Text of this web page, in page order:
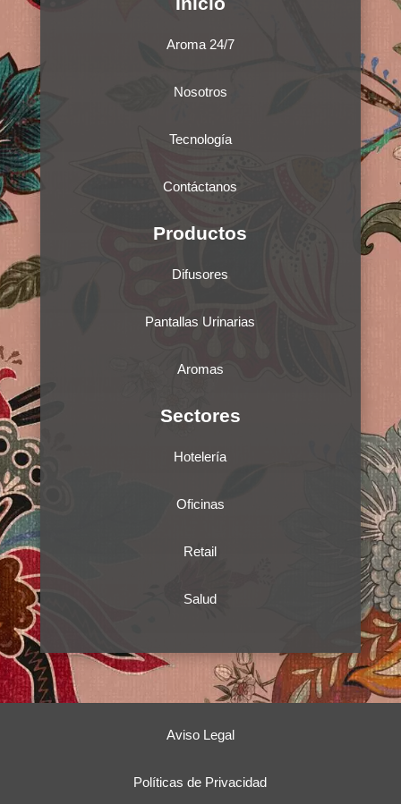
Aroma 24/7
Nosotros
Tecnología
Contáctanos
Productos
Difusores
Pantallas Urinarias
Aromas
Sectores
Hotelería
Oficinas
Retail
Salud
Aviso Legal
Políticas de Privacidad